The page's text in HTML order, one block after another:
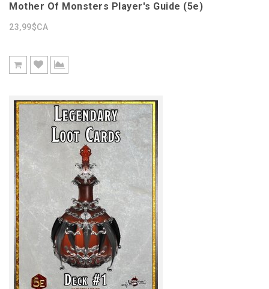
Mother Of Monsters Player's Guide (5e)
23,99$CA